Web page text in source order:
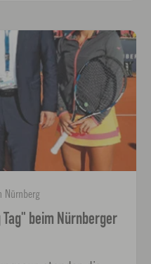
Nürnberg
beim Nürnberger